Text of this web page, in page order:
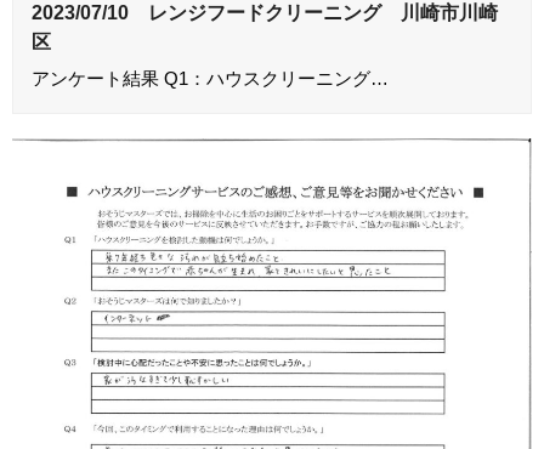
2023/07/10 レンジフードクリーニング 川崎市川崎
区
アンケート結果 Q1：ハウスクリーニング…